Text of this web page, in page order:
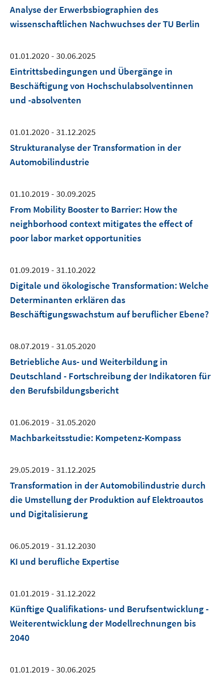
Analyse der Erwerbsbiographien des
wissenschaftlichen Nachwuchses der TU Berlin
01.01.2020 - 30.06.2025
Eintrittsbedingungen und Übergänge in
Beschäftigung von Hochschulabsolventinnen
und -absolventen
01.01.2020 - 31.12.2025
Strukturanalyse der Transformation in der
Automobilindustrie
01.10.2019 - 30.09.2025
From Mobility Booster to Barrier: How the
neighborhood context mitigates the effect of
poor labor market opportunities
01.09.2019 - 31.10.2022
Digitale und ökologische Transformation: Welche
Determinanten erklären das
Beschäftigungswachstum auf beruflicher Ebene?
08.07.2019 - 31.05.2020
Betriebliche Aus- und Weiterbildung in
Deutschland - Fortschreibung der Indikatoren für
den Berufsbildungsbericht
01.06.2019 - 31.05.2020
Machbarkeitsstudie: Kompetenz-Kompass
29.05.2019 - 31.12.2025
Transformation in der Automobilindustrie durch
die Umstellung der Produktion auf Elektroautos
und Digitalisierung
06.05.2019 - 31.12.2030
KI und berufliche Expertise
01.01.2019 - 31.12.2022
Künftige Qualifikations- und Berufsentwicklung -
Weiterentwicklung der Modellrechnungen bis
2040
01.01.2019 - 30.06.2025